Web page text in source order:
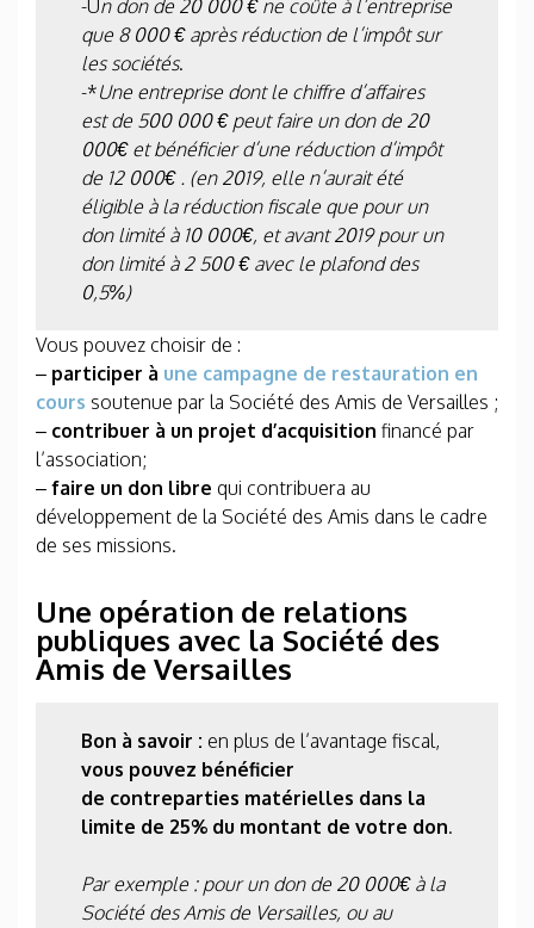
-Un don de 20 000 € ne coûte à l’entreprise
que 8 000 € après réduction de l’impôt sur
les sociétés.
-*Une entreprise dont le chiffre d’affaires
est de 500 000 € peut faire un don de 20
000€ et bénéficier d’une réduction d’impôt
de 12 000€ . (en 2019, elle n’aurait été
éligible à la réduction fiscale que pour un
don limité à 10 000€, et avant 2019 pour un
don limité à 2 500 € avec le plafond des
0,5%)
Vous pouvez choisir de :
– participer à une campagne de restauration en
cours soutenue par la Société des Amis de Versailles ;
– contribuer à un projet d’acquisition financé par
l’association;
– faire un don libre qui contribuera au
développement de la Société des Amis dans le cadre
de ses missions.
Une opération de relations
publiques avec la Société des
Amis de Versailles
Bon à savoir : en plus de l’avantage fiscal,
vous pouvez bénéficier
de contreparties matérielles dans la
limite de 25% du montant de votre don.
Par exemple : pour un don de 20 000€ à la
Société des Amis de Versailles, ou au